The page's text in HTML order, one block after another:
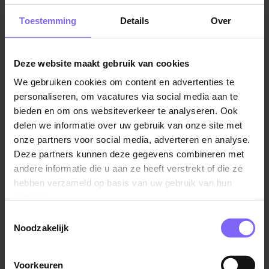
Toestemming Details Over
Deze website maakt gebruik van cookies
We gebruiken cookies om content en advertenties te
personaliseren, om vacatures via social media aan te
bieden en om ons websiteverkeer te analyseren. Ook
delen we informatie over uw gebruik van onze site met
onze partners voor social media, adverteren en analyse.
Deze partners kunnen deze gegevens combineren met
andere informatie die u aan ze heeft verstrekt of die ze
hebben verzameld op basis van uw gebruik van hun
Noodzakelijk
Voorkeuren
kraamzorg of de thuiszorg.Bekijk hier vacatures voor
in de thuiszorg.
Lees snel verder om de leukste verzorgende
vacatures te vinden in Limburg!
Niveaus Verzorgende